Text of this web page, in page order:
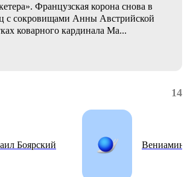
Французская корона снова в
с сокровищами Анны Австрийской
коварного кардинала Ма...
14
Боярский Вениамин